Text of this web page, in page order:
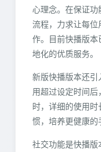
心理念。在保证
流程，力求让每
作。目前快播版
地化的优质服务。
新版快播版本还
用超过设定时间
时，详细的使用
惯，培养更健康的
社交功能是快播版